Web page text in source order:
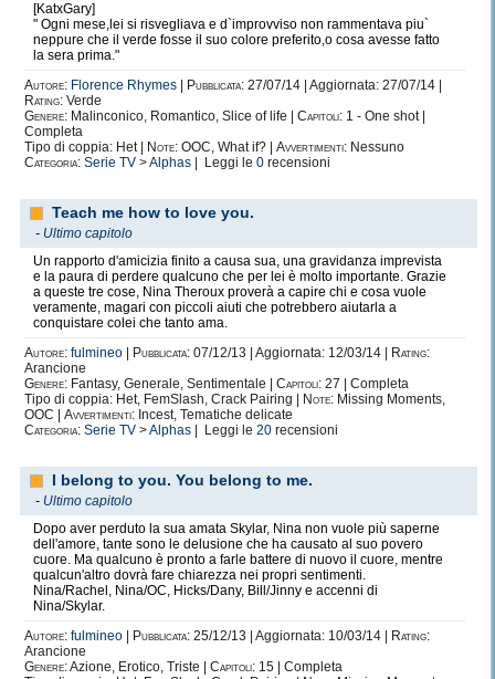
[KatxGary]
" Ogni mese,lei si risvegliava e d`improvviso non rammentava piu`
neppure che il verde fosse il suo colore preferito,o cosa avesse fatto
la sera prima."
Autore: Florence Rhymes Pubblicata: 27/07/14 | Aggiornata: 27/07/14 |
Rating: Verde
Genere: Malinconico, Romantico, Slice of life | Capitoli: 1 - One shot |
Completa
Tipo di coppia: Het |
Note: OOC, What if? | Avvertimenti: Nessuno
Categoria: Serie TV >Alphas | Leggi le 0 recensioni
Teach me how to love you.
- Ultimo capitolo
Un rapporto d'amicizia finito a causa sua, una gravidanza imprevista
e la paura di perdere qualcuno che per lei è molto importante. Grazie
a queste tre cose, Nina Theroux proverà a capire chi e cosa vuole
veramente, magari con piccoli aiuti che potrebbero aiutarla a
conquistare colei che tanto ama.
Autore: fulmineo Pubblicata: 07/12/13 | Aggiornata: 12/03/14 |
Rating:
Arancione
Genere: Fantasy, Generale, Sentimentale | Capitoli: 27 | Completa
Tipo di coppia: Het, FemSlash, Crack Pairing |
Note: Missing Moments,
OOC | Avvertimenti: Incest, Tematiche delicate
Categoria: Serie TV >Alphas | Leggi le 20 recensioni
I belong to you. You belong to me.
- Ultimo capitolo
Dopo aver perduto la sua amata Skylar, Nina non vuole più saperne
dell'amore, tante sono le delusione che ha causato al suo povero
cuore. Ma qualcuno è pronto a farle battere di nuovo il cuore, mentre
qualcun'altro dovrà fare chiarezza nei propri sentimenti.
Nina/Rachel, Nina/OC, Hicks/Dany, Bill/Jinny e accenni di
Nina/Skylar.
Autore: fulmineo Pubblicata: 25/12/13 | Aggiornata: 10/03/14 |
Rating:
Arancione
Genere:Azione, Erotico, Triste | Capitoli: 15 | Completa